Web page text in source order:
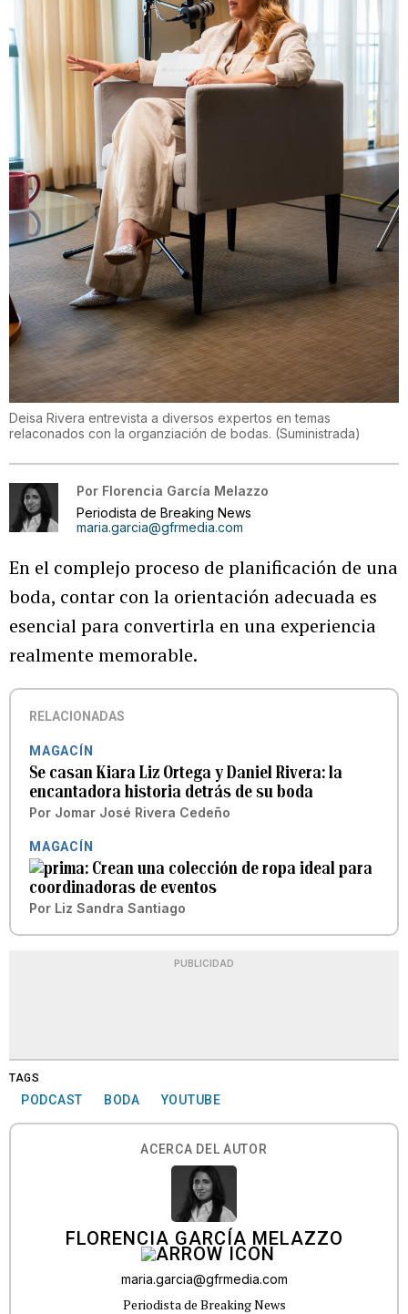
Deisa Rivera entrevista a diversos expertos en temas
relaconados con la organziación de bodas. (Suministrada)
Por Florencia García Melazzo
Periodista de Breaking News
maria.garcia@gfrmedia.com
En el complejo proceso de planificación de una
boda, contar con la orientación adecuada es
esencial para convertirla en una experiencia
realmente memorable.
RELACIONADAS
MAGACÍN
Se casan Kiara Liz Ortega y Daniel Rivera: la
encantadora historia detrás de su boda
Por Jomar José Rivera Cedeño
MAGACÍN
Crean una colección de ropa ideal para
coordinadoras de eventos
Por Liz Sandra Santiago
PUBLICIDAD
TAGS
PODCAST BODA YOUTUBE
ACERCA DEL AUTOR
FLORENCIA GARCÍA MELAZZO
maria.garcia@gfrmedia.com
Periodista de Breaking News